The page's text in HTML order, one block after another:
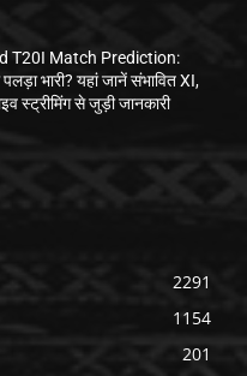
T20I Match Prediction:
भारी? यहां जानें संभावित XI,
स्ट्रीमिंग से जुड़ी जानकारी
2291
1154
201